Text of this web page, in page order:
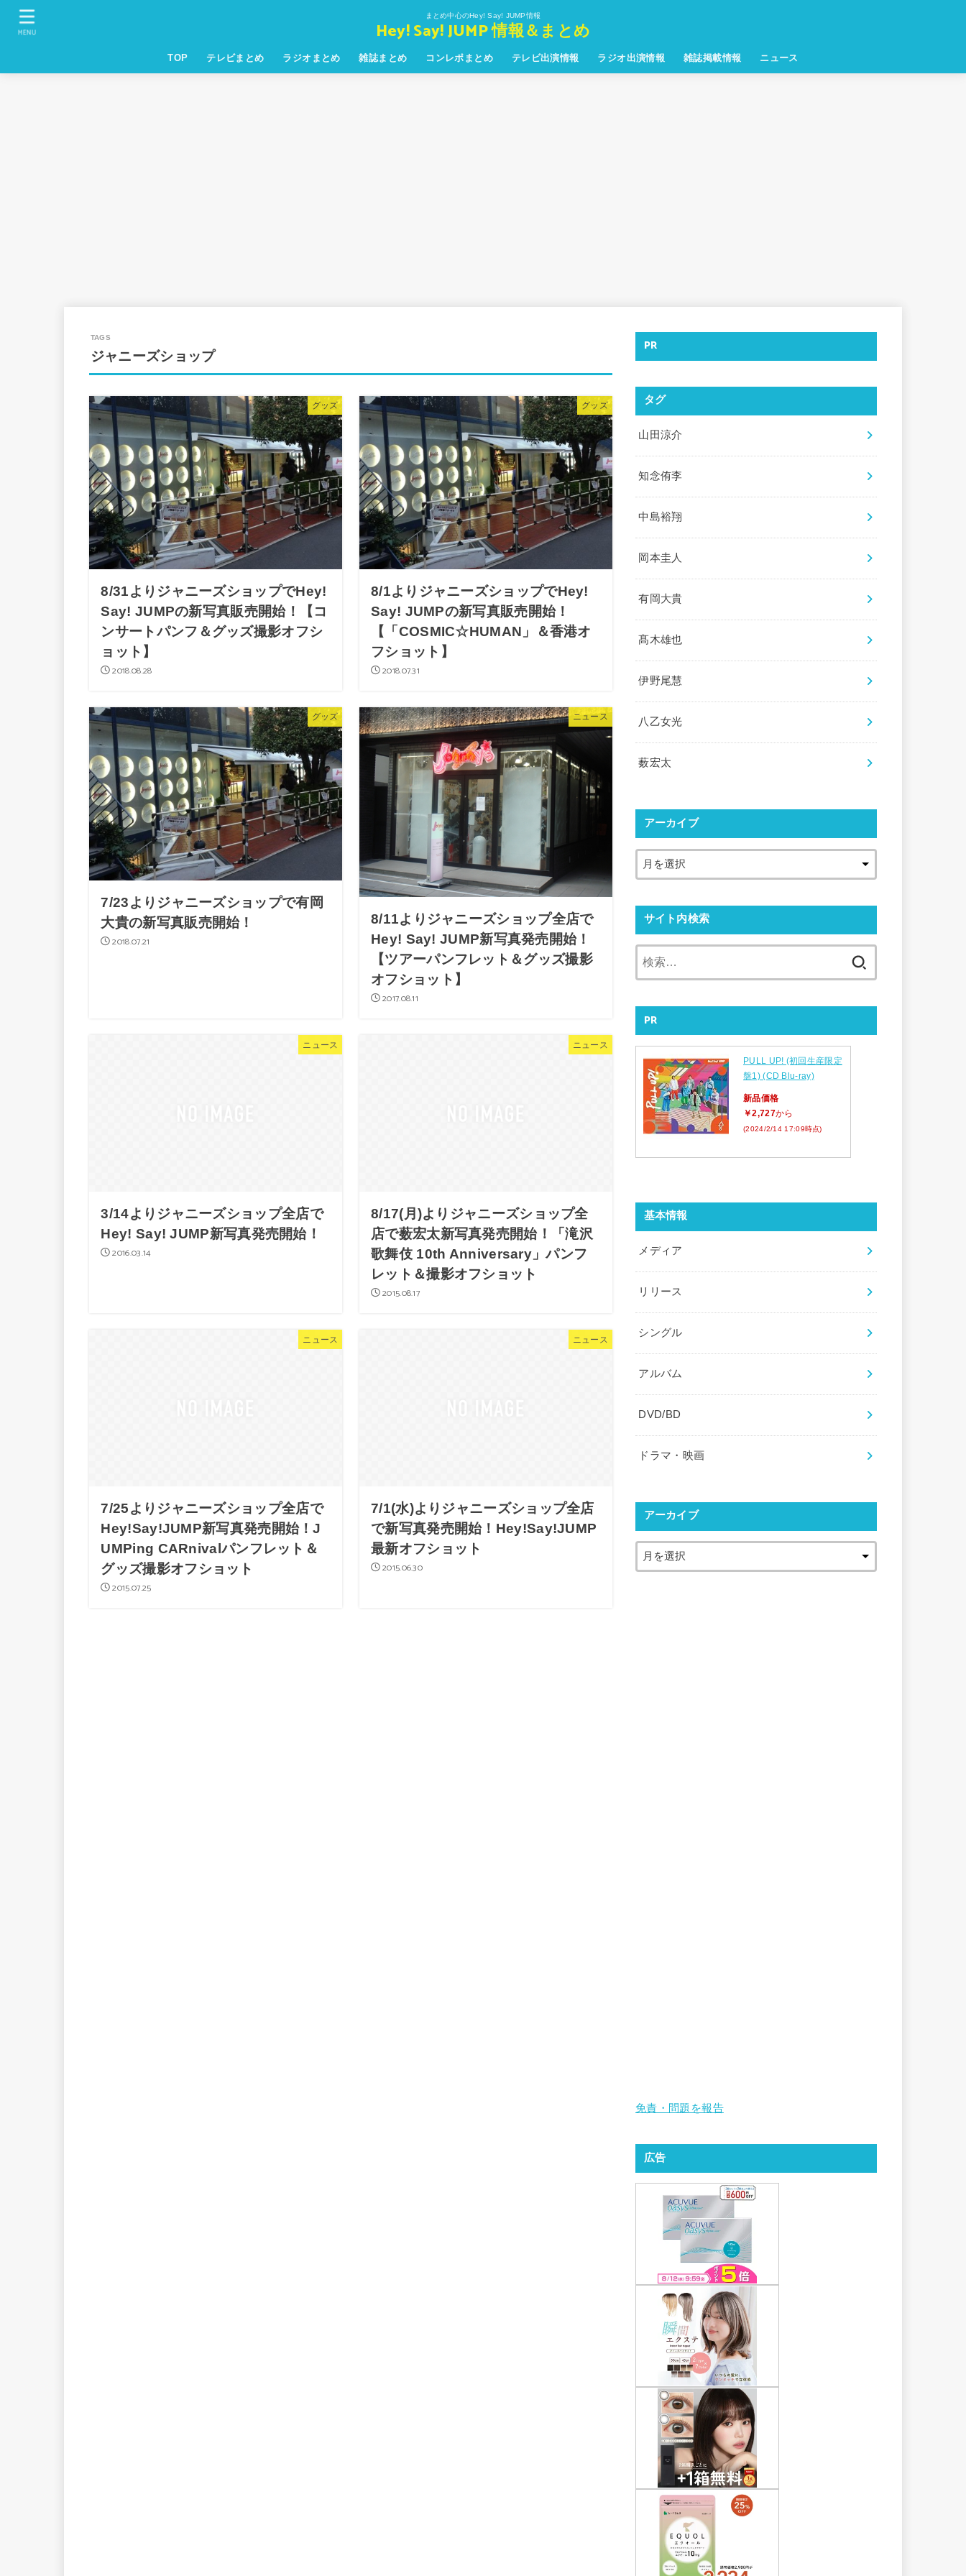
まとめ中心のHey! Say! JUMP情報
Hey! Say! JUMP 情報＆まとめ
TOP テレビまとめ ラジオまとめ 雑誌まとめ コンレポまとめ テレビ出演情報 ラジオ出演情報 雑誌掲載情報 ニュース
MENU
ジャニーズショップ
グッズ
8/31よりジャニーズショップでHey!
Say! JUMPの新写真販売開始！【コ
ンサートパンフ＆グッズ撮影オフシ
ョット】
2018.08.28
グッズ
8/1よりジャニーズショップでHey!
Say! JUMPの新写真販売開始！
【「COSMIC☆HUMAN」＆香港オ
フショット】
2018.07.31
グッズ
7/23よりジャニーズショップで有岡
大貴の新写真販売開始！
2018.07.21
ニュース
8/11よりジャニーズショップ全店で
Hey! Say! JUMP新写真発売開始！
【ツアーパンフレット＆グッズ撮影
オフショット】
2017.08.11
ニュース
3/14よりジャニーズショップ全店で
Hey! Say! JUMP新写真発売開始！
2016.03.14
ニュース
8/17(月)よりジャニーズショップ全
店で薮宏太新写真発売開始！「滝沢
歌舞伎 10th Anniversary」パンフ
レット＆撮影オフショット
2015.08.17
ニュース
7/25よりジャニーズショップ全店で
Hey!Say!JUMP新写真発売開始！J
UMPing CARnivalパンフレット＆
グッズ撮影オフショット
2015.07.25
ニュース
7/1(水)よりジャニーズショップ全店
で新写真発売開始！Hey!Say!JUMP
最新オフショット
2015.06.30
PR
タグ
山田涼介
知念侑李
中島裕翔
岡本圭人
有岡大貴
髙木雄也
伊野尾慧
八乙女光
薮宏太
アーカイブ
サイト内検索
PR
PULL UP! (初回生産限定
盤1) (CD Blu-ray)
新品価格
￥2,727から
(2024/2/14 17:09時点)
基本情報
メディア
リリース
シングル
アルバム
DVD/BD
ドラマ・映画
アーカイブ
免責・問題を報告
広告